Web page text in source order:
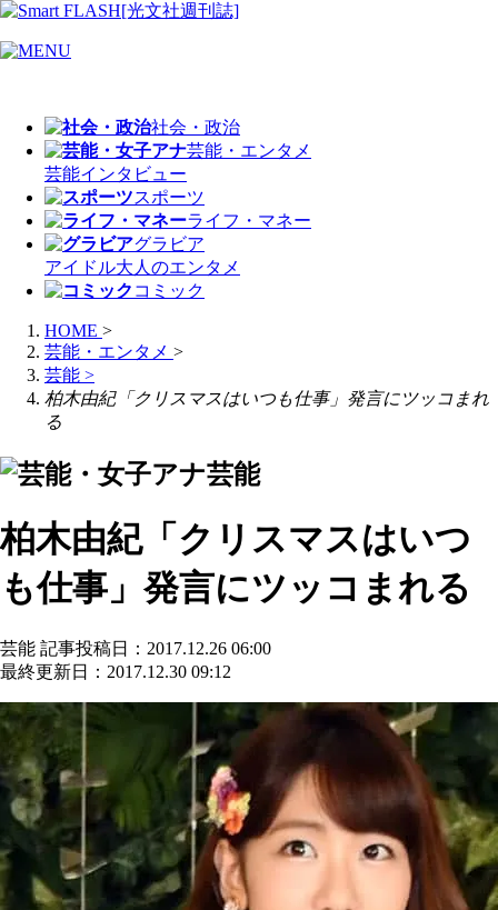
社会・政治
芸能・エンタメ
芸能インタビュー
スポーツ
ライフ・マネー
グラビア
アイドル大人のエンタメ
コミック
HOME >
芸能・エンタメ >
芸能 >
柏木由紀「クリスマスはいつも仕事」発言にツッコまれ
る
芸能
柏木由紀「クリスマスはいつ
も仕事」発言にツッコまれる
芸能 記事投稿日：2017.12.26 06:00
最終更新日：2017.12.30 09:12